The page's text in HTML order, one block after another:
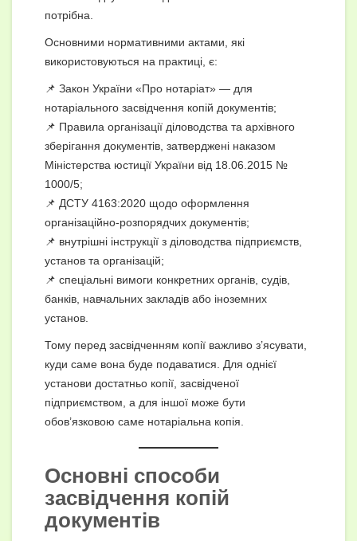
потрібна.
Основними нормативними актами, які
використовуються на практиці, є:
📌 Закон України «Про нотаріат» — для
нотаріального засвідчення копій документів;
📌 Правила організації діловодства та архівного
зберігання документів, затверджені наказом
Міністерства юстиції України від 18.06.2015 №
1000/5;
📌 ДСТУ 4163:2020 щодо оформлення
організаційно-розпорядчих документів;
📌 внутрішні інструкції з діловодства підприємств,
установ та організацій;
📌 спеціальні вимоги конкретних органів, судів,
банків, навчальних закладів або іноземних
установ.
Тому перед засвідченням копії важливо з’ясувати,
куди саме вона буде подаватися. Для однієї
установи достатньо копії, засвідченої
підприємством, а для іншої може бути
обов’язковою саме нотаріальна копія.
Основні способи
засвідчення копій
документів